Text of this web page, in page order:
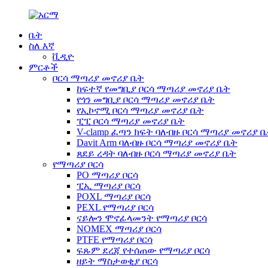
ቤት
ስለ እኛ
ቪዲዮ
ምርቶች
ቦርሳ ማጣሪያ መኖሪያ ቤት
ከፍተኛ የመግቢያ ቦርሳ ማጣሪያ መኖሪያ ቤት
የጎን መግቢያ ቦርሳ ማጣሪያ መኖሪያ ቤት
የኢኮኖሚ ቦርሳ ማጣሪያ መኖሪያ ቤት
ፒፒ ቦርሳ ማጣሪያ መኖሪያ ቤት
V-clamp ፈጣን ክፍት ባለብዙ ቦርሳ ማጣሪያ መኖሪያ
Davit Arm ባለብዙ ቦርሳ ማጣሪያ መኖሪያ ቤት
ጸደይ ረዳት ባለብዙ ቦርሳ ማጣሪያ መኖሪያ ቤት
የማጣሪያ ቦርሳ
PO ማጣሪያ ቦርሳ
ፒኢ ማጣሪያ ቦርሳ
POXL ማጣሪያ ቦርሳ
PEXL የማጣሪያ ቦርሳ
ናይሎን ሞኖፊላመንት የማጣሪያ ቦርሳ
NOMEX ማጣሪያ ቦርሳ
PTFE የማጣሪያ ቦርሳ
ፍጹም ደረጃ የተሰጠው የማጣሪያ ቦርሳ
ዘይት ማስታወቂያ ቦርሳ